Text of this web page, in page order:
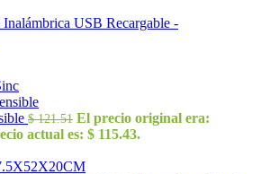
$121.51 El precio original era:
actual es: $ 115.43.